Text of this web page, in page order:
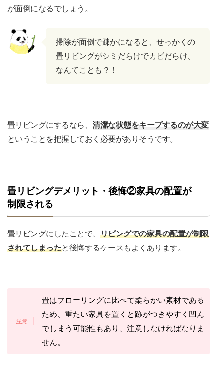
が面倒になるでしょう。
掃除が面倒で疎かになると、せっかくの
畳リビングがシミだらけでカビだらけ、
なんてことも？！
畳リビングにするなら、 清潔な状態をキープするのが大変
ということを把握しておく必要がありそうです。
畳リビングデメリット・後悔②家具の配置が
制限される
畳リビングにしたことで、 リビングでの家具の配置が制限
されてしまったと後悔するケースもよくあります。
畳はフローリングに比べて柔らかい素材である
ため、重たい家具を置くと跡がつきやすく凹ん
でしまう可能性もあり、注意しなければなりま
せん。